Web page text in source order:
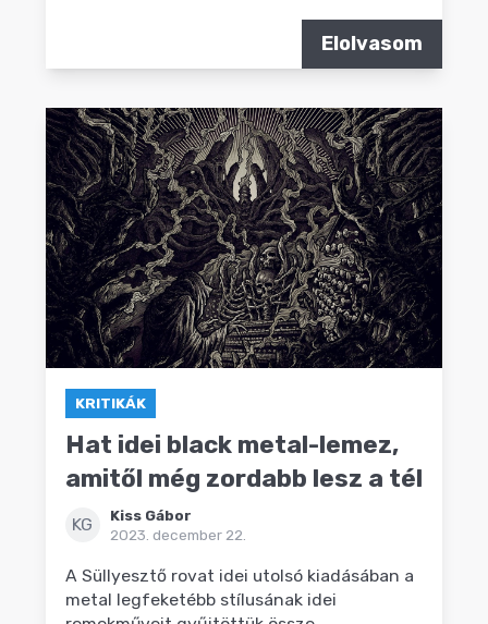
Elolvasom
KRITIKÁK
Hat idei black metal-lemez,
amitől még zordabb lesz a tél
KG
Kiss Gábor
2023. december 22.
A Süllyesztő rovat idei utolsó kiadásában a
metal legfeketébb stílusának idei